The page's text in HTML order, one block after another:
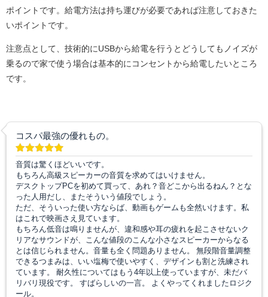
ポイントです。給電方法は持ち運びが必要であれば注意しておきた
いポイントです。
注意点として、技術的にUSBから給電を行うとどうしてもノイズが
乗るので家で使う場合は基本的にコンセントから給電したいところ
です。
コスパ最強の優れもの。
音質は驚くほどいいです。
もちろん高級スピーカーの音質を求めてはいけません。
デスクトップPCを初めて買って、あれ？音どこから出るねん？とな
った人用だし、またそういう値段でしょう。
ただ、そういった使い方ならば、動画もゲームも全然いけます。私
はこれで映画さえ見ています。
もちろん低音は鳴りませんが、違和感や耳の疲れを起こさせないク
リアなサウンドが、こんな値段のこんな小さなスピーカーからなる
とは信じられません。音量も全く問題ありません。 無段階音量調整
できるつまみは、いい塩梅で使いやすく、デザインも割と洗練され
ています。 耐久性についてはもう4年以上使っていますが、未だバ
リバリ現役です。 すばらしいの一言。 よくやってくれましたロジク
ール。